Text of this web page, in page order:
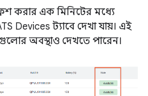
করার এক মিনিটের মধ্যে
Devices ট্যাবে দেখা যায়। এই
অবস্থাও দেখতে পারেন।